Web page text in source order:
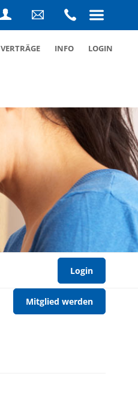
Sie
Sie
INFO LOGIN
Login
Mitglied werden